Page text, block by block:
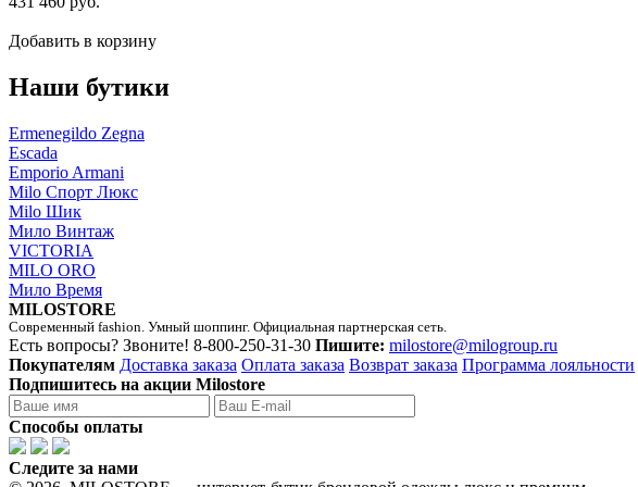
Добавить в корзину
Наши бутики
Ermenegildo Zegna
Escada
Emporio Armani
Milo Спорт Люкс
Milo Шик
Мило Винтаж
VICTORIA
MILO ORO
Мило Время
MILOSTORE
Современный fashion. Умный шоппинг. Официальная партнерская сеть.
Есть вопросы? Звоните! 8-800-250-31-30 Пишите: milostore@milogroup.ru
Покупателям Доставка заказа Оплата заказа Возврат заказа Программа лояльности
Подпишитесь на акции Milostore
Способы оплаты
Следите за нами